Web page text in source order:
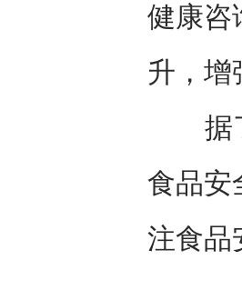
健康咨
升，
据了
食品安
注食品